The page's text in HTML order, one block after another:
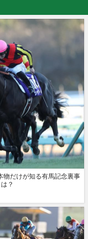
物だけが知る有馬記念裏事
？